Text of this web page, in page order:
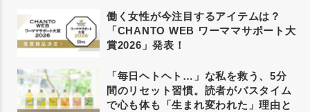
働く女性が今注目するアイテムは？
「CHANTO WEB ワーママサポート大
賞2026」発表！
「毎日ヘトヘト…」な私を救う、5分
間のリセット習慣。読者がバスタイム
で心も体も「生まれ変われた」理由と